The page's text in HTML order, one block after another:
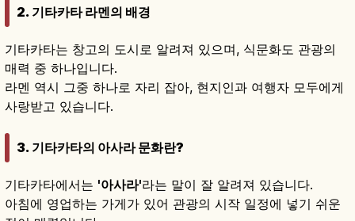
2. 기타카타 라멘의 배경
기타카타는 창고의 도시로 알려져 있으며, 식문화도 관광의
매력 중 하나입니다.
라멘 역시 그중 하나로 자리 잡아, 현지인과 여행자 모두에게
사랑받고 있습니다.
3. 기타카타의 아사라 문화란?
기타카타에서는 '아사라'라는 말이 잘 알려져 있습니다.
아침에 영업하는 가게가 있어 관광의 시작 일정에 넣기 쉬운